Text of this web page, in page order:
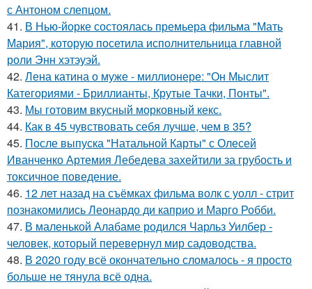
с Антоном слепцом.
41. В Нью-йорке состоялась премьера фильма "Мать
Мария", которую посетила исполнительница главной
роли Энн хэтэуэй.
42. Лена катина о муже - миллионере: "Он Мыслит
Категориями - Бриллианты, Крутые Тачки, Понты".
43. Мы готовим вкусный морковный кекс.
44. Как в 45 чувствовать себя лучше, чем в 35?
45. После выпуска "Натальной Карты" с Олесей
Иванченко Артемия Лебедева захейтили за грубость и
токсичное поведение.
46. 12 лет назад на съёмках фильма волк с уолл - стрит
познакомились Леонардо ди каприо и Марго Робби.
47. В маленькой Алабаме родился Чарльз Уилбер -
человек, который перевернул мир садоводства.
48. В 2020 году всё окончательно сломалось - я просто
больше не тянула всё одна.